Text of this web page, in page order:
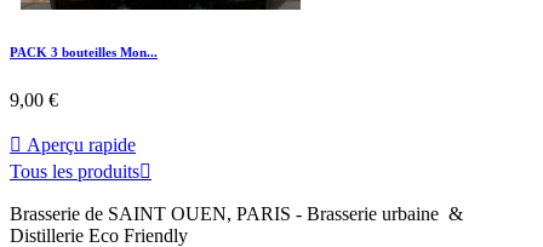
PACK 3 bouteilles Mon...
9,00 €
 Aperçu rapide
Tous les produits
Brasserie de SAINT OUEN, PARIS - Brasserie urbaine &
Distillerie Eco Friendly